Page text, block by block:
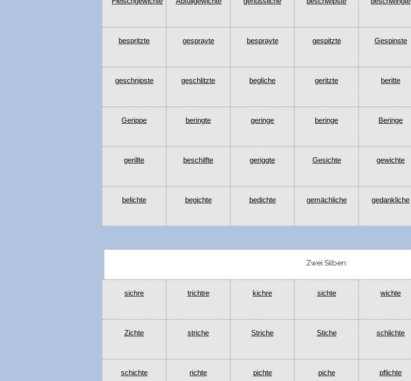
bespritzte gesprayte besprayte gespitzte Gespinste
geschnipste geschlitzte begliche geritzte beritte
Gerippe beringte geringe beringe Beringe
gerillte beschilfte geriggte Gesichte gewichte
belichte begichte bedichte gemächliche gedankliche
Zwei Silben:
sichre trichtre kichre sichte wichte
Zichte striche Striche Stiche schlichte
schichte richte pichte piche pflichte